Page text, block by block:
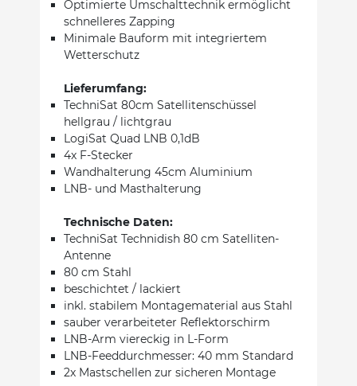
Optimierte Umschalttechnik ermöglicht
schnelleres Zapping
Minimale Bauform mit integriertem
Wetterschutz
Lieferumfang:
TechniSat 80cm Satellitenschüssel
hellgrau / lichtgrau
LogiSat Quad LNB 0,1dB
4x F-Stecker
Wandhalterung 45cm Aluminium
LNB- und Masthalterung
Technische Daten:
TechniSat Technidish 80 cm Satelliten-
Antenne
80 cm Stahl
beschichtet / lackiert
inkl. stabilem Montagematerial aus Stahl
sauber verarbeiteter Reflektorschirm
LNB-Arm viereckig in L-Form
LNB-Feeddurchmesser: 40 mm Standard
2x Mastschellen zur sicheren Montage